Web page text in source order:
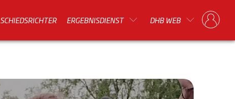
SCHIEDSRICHTER ERGEBNISDIENST DHB WEB